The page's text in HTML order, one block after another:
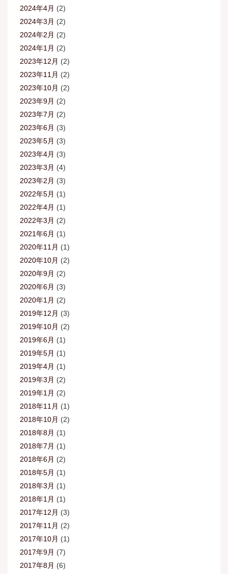
2024年4月 (2)
2024年3月 (2)
2024年2月 (2)
2024年1月 (2)
2023年12月 (2)
2023年11月 (2)
2023年10月 (2)
2023年9月 (2)
2023年7月 (2)
2023年6月 (3)
2023年5月 (3)
2023年4月 (3)
2023年3月 (4)
2023年2月 (3)
2022年5月 (1)
2022年4月 (1)
2022年3月 (2)
2021年6月 (1)
2020年11月 (1)
2020年10月 (2)
2020年9月 (2)
2020年6月 (3)
2020年1月 (2)
2019年12月 (3)
2019年10月 (2)
2019年6月 (1)
2019年5月 (1)
2019年4月 (1)
2019年3月 (2)
2019年1月 (2)
2018年11月 (1)
2018年10月 (2)
2018年8月 (1)
2018年7月 (1)
2018年6月 (2)
2018年5月 (1)
2018年3月 (1)
2018年1月 (1)
2017年12月 (3)
2017年11月 (2)
2017年10月 (1)
2017年9月 (7)
2017年8月 (6)